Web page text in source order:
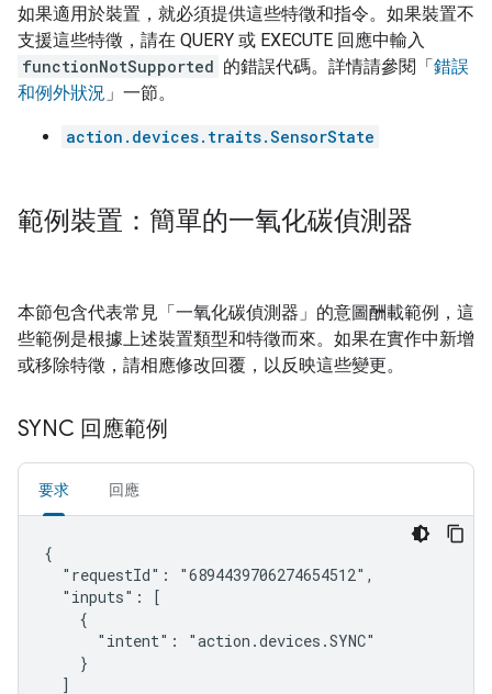
如果適用於裝置，就必須提供這些特徵和指令。如果裝置不
支援這些特徵，請在 QUERY 或 EXECUTE 回應中輸入
functionNotSupported 的錯誤代碼。詳情請參閱「錯誤
和例外狀況 」一節。
action.devices.traits.SensorState
範例裝置：簡單的一氧化碳偵測器
本節包含代表常見「一氧化碳偵測器」的意圖酬載範例，這
些範例是根據上述裝置類型和特徵而來。如果在實作中新增
或移除特徵，請相應修改回覆，以反映這些變更。
SYNC 回應範例
要求 回應
{
  "requestId": "6894439706274654512",
  "inputs": [
    {
      "intent": "action.devices.SYNC"
    }
  ]